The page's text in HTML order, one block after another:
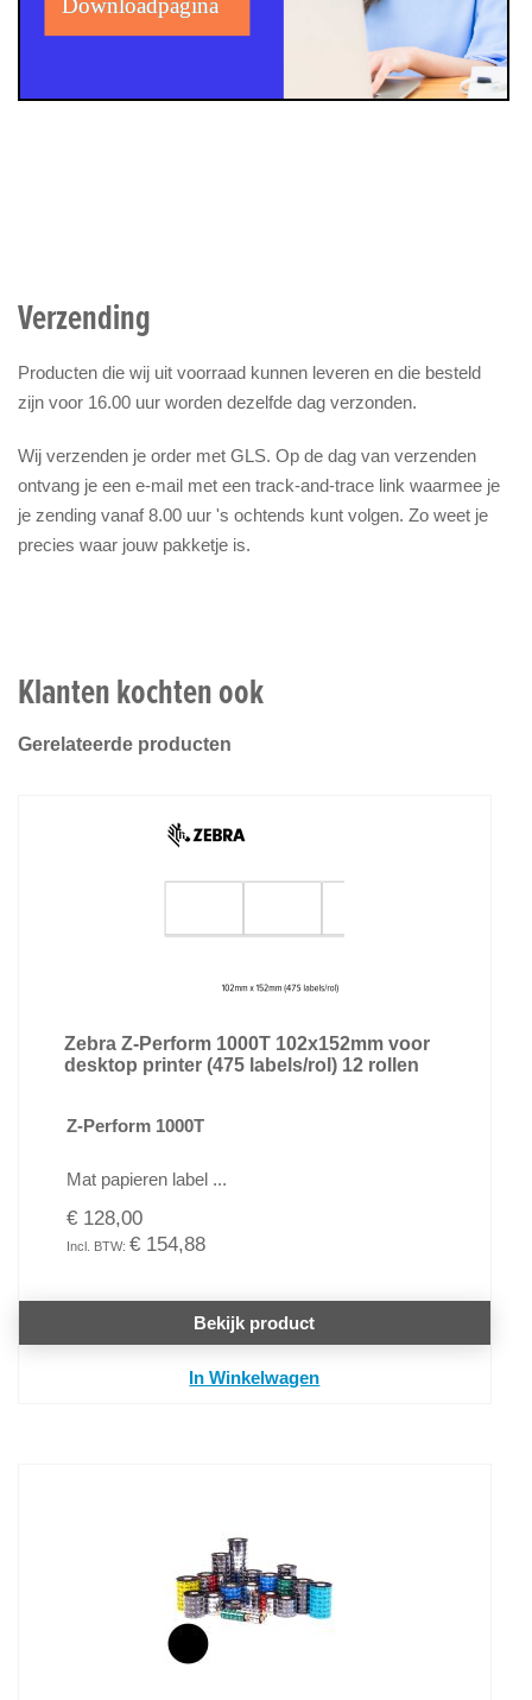
Verzending
Producten die wij uit voorraad kunnen leveren en die besteld
zijn voor 16.00 uur worden dezelfde dag verzonden.
Wij verzenden je order met GLS. Op de dag van verzenden
ontvang je een e-mail met een track-and-trace link waarmee je
je zending vanaf 8.00 uur 's ochtends kunt volgen. Zo weet je
precies waar jouw pakketje is.
Klanten kochten ook
Gerelateerde producten
Zebra Z-Perform 1000T 102x152mm voor
desktop printer (475 labels/rol) 12 rollen
Z-Perform 1000T
Mat papieren label ...
€ 128,00
€ 154,88
Bekijk product
In Winkelwagen